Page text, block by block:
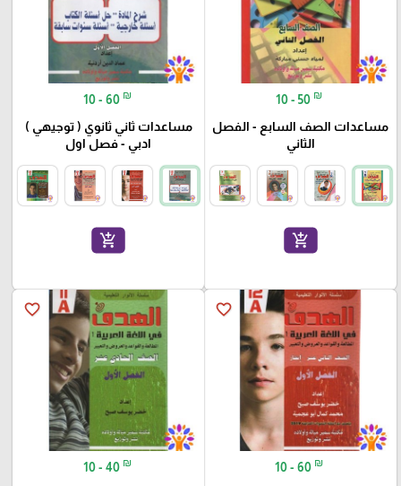
10 - 50 ₪
مساعدات الصف السابع - الفصل
الثاني
add_shopping_cart
10 - 60 ₪
مساعدات ثاني ثانوي ( توجيهي )
ادبي - فصل اول
add_shopping_cart
favorite_border
10 - 60 ₪
favorite_border
10 - 40 ₪